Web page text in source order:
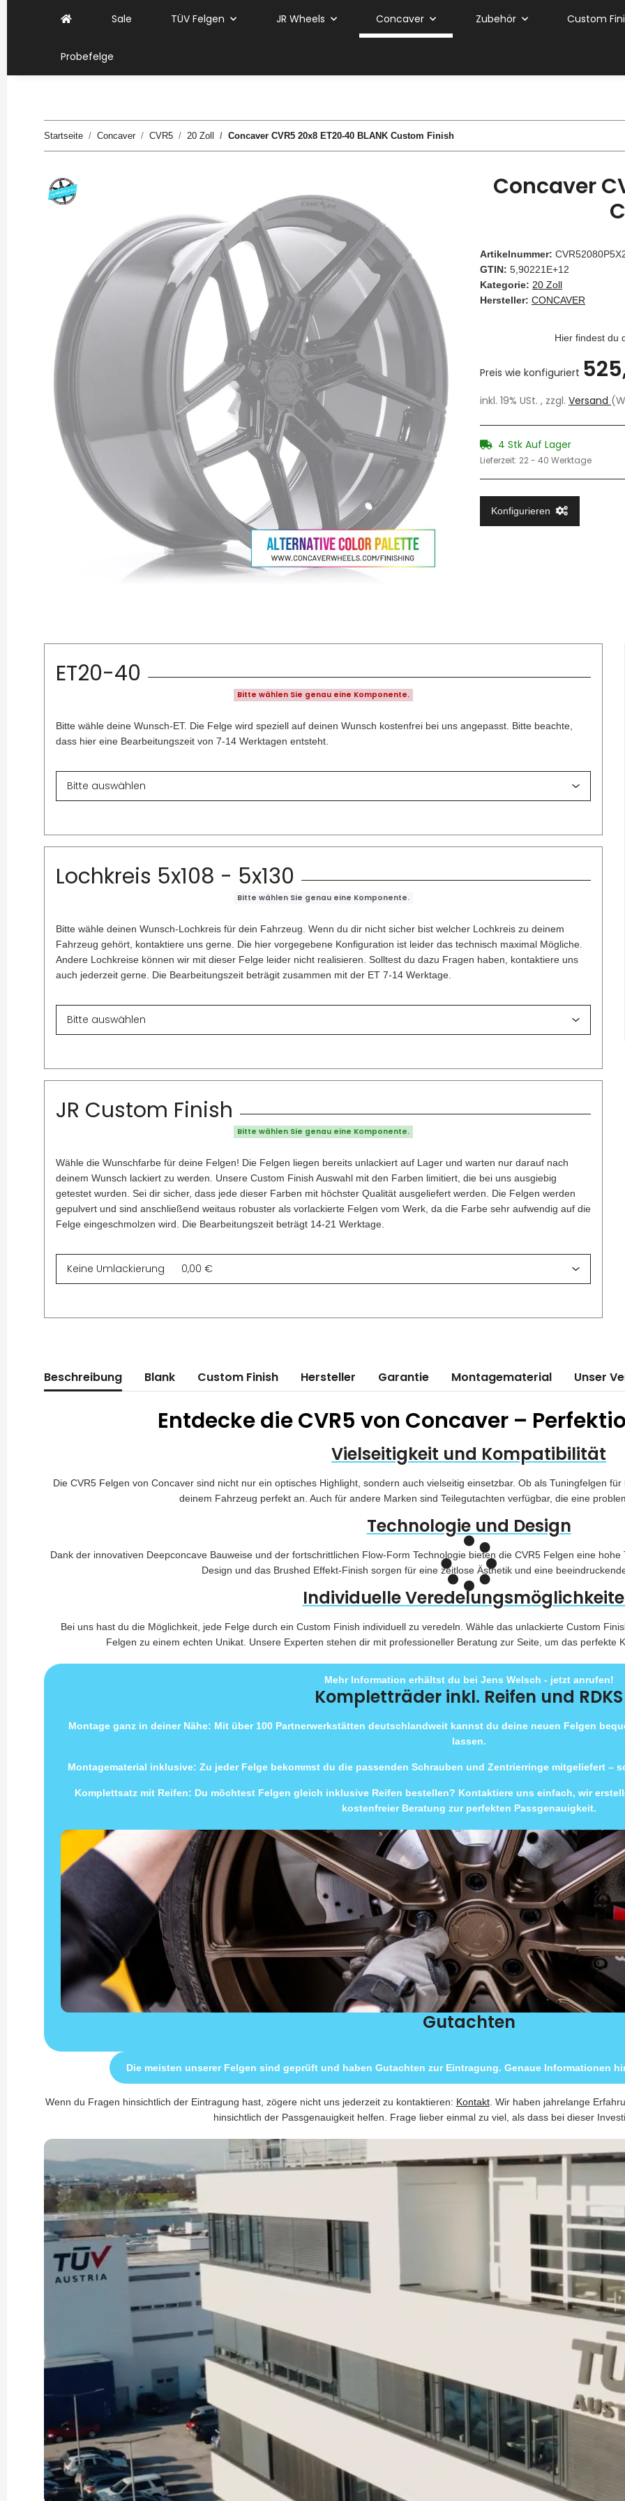
Sale TÜV Felgen JR Wheels Concaver Zubehör Custom
Probefelge
Startseite Concaver CVR5 20 Zoll Concaver CVR5 20x8 ET20-40 BLANK Custom Finish
Concaver
Artikelnummer:
GTIN: 5,90221E+12
Kategorie: 20 Zoll
Hersteller: CONCAVER
Hier findest du
Preis wie konfiguriert
inkl. 19% USt. , zzgl. Versand
4 Stk Auf Lager
Lieferzeit: 22 - 40 Werktage
Konfigurieren
ET20-40
Bitte wählen Sie genau eine Komponente.
Bitte wähle deine Wunsch-ET. Die Felge wird speziell auf deinen Wunsch kostenfrei bei uns angepasst. Bitte beachte,
dass hier eine Bearbeitungszeit von 7-14 Werktagen entsteht.
Lochkreis 5x108 - 5x130
Bitte wählen Sie genau eine Komponente.
Bitte wähle deinen Wunsch-Lochkreis für dein Fahrzeug. Wenn du dir nicht sicher bist welcher Lochkreis zu deinem
Fahrzeug gehört, kontaktiere uns gerne. Die hier vorgegebene Konfiguration ist leider das technisch maximal Mögliche.
Andere Lochkreise können wir mit dieser Felge leider nicht realisieren. Solltest du dazu Fragen haben, kontaktiere uns
auch jederzeit gerne. Die Bearbeitungszeit beträgit zusammen mit der ET 7-14 Werktage.
JR Custom Finish
Bitte wählen Sie genau eine Komponente.
Wähle die Wunschfarbe für deine Felgen! Die Felgen liegen bereits unlackiert auf Lager und warten nur darauf nach
deinem Wunsch lackiert zu werden. Unsere Custom Finish Auswahl mit den Farben limitiert, die bei uns ausgiebig
getestet wurden. Sei dir sicher, dass jede dieser Farben mit höchster Qualität ausgeliefert werden. Die Felgen werden
gepulvert und sind anschließend weitaus robuster als vorlackierte Felgen vom Werk, da die Farbe sehr aufwendig auf die
Felge eingeschmolzen wird. Die Bearbeitungszeit beträgt 14-21 Werktage.
Beschreibung Blank Custom Finish Hersteller Garantie Montagematerial Unser
Entdecke die CVR5 von Concaver –
Vielseitigkeit und Kompatibilität
Die CVR5 Felgen von Concaver sind nicht nur ein optisches Highlight, sondern auch vielseitig einsetzbar. Ob als Tuningfelgen
deinem Fahrzeug perfekt an. Auch für andere Marken sind Teilegutachten verfügbar, die eine
Technologie und Design
Dank der innovativen Deepconcave Bauweise und der fortschrittlichen Flow-Form Technologie bieten die CVR5 Felgen eine
Design und das Brushed Effekt-Finish sorgen für eine zeitlose Ästhetik und eine
Individuelle
Bei uns hast du die Möglichkeit, jede Felge durch ein Custom Finish individuell zu veredeln. Wähle das unlackierte Custom
Felgen zu einem echten Unikat. Unsere Experten stehen dir mit professioneller Beratung zur Seite, um das perfekte
Mehr Information erhältst du bei Jens Welsch - jetzt anrufen!
Kompletträder inkl. Reifen und RDKS
Montage ganz in deiner Nähe: Mit über 100 Partnerwerkstätten deutschlandweit kannst du deine neuen Felgen
lassen.
Montagematerial inklusive: Zu jeder Felge bekommst du die passenden Schrauben und Zentrierringe mitgeliefert –
Komplettsatz mit Reifen: Du möchtest Felgen gleich inklusive Reifen bestellen? Kontaktiere uns einfach, wir
kostenfreier Beratung zur perfekten Passgenauigkeit.
Gutachten
Die meisten unserer Felgen sind geprüft und haben Gutachten zur Eintragung. Genaue Informationen
Wenn du Fragen hinsichtlich der Eintragung hast, zögere nicht uns jederzeit zu kontaktieren: Kontakt. Wir haben jahrelange
hinsichtlich der Passgenauigkeit helfen. Frage lieber einmal zu viel, als dass bei dieser